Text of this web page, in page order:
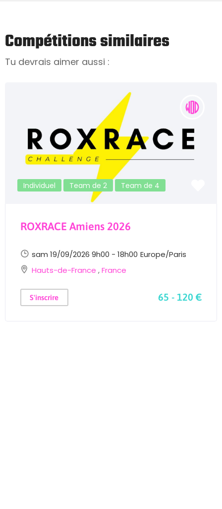
Compétitions similaires
Tu devrais aimer aussi :
Individuel Team de 2 Team de 4
ROXRACE Amiens 2026
sam 19/09/2026 9h00 - 18h00 Europe/Paris
Hauts-de-France ,France
S'inscrire 65 - 120 €